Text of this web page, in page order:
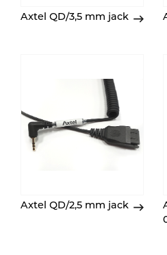
Axtel QD/3,5 mm jack
Axtel QD/2,5 mm jack